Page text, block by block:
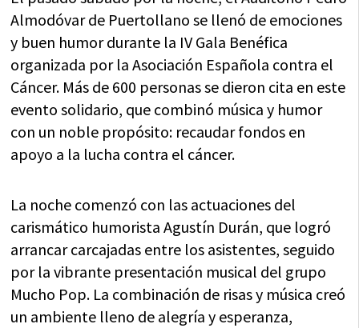
Almodóvar de Puertollano se llenó de emociones
y buen humor durante la IV Gala Benéfica
organizada por la Asociación Española contra el
Cáncer. Más de 600 personas se dieron cita en este
evento solidario, que combinó música y humor
con un noble propósito: recaudar fondos en
apoyo a la lucha contra el cáncer.
La noche comenzó con las actuaciones del
carismático humorista Agustín Durán, que logró
arrancar carcajadas entre los asistentes, seguido
por la vibrante presentación musical del grupo
Mucho Pop. La combinación de risas y música creó
un ambiente lleno de alegría y esperanza,